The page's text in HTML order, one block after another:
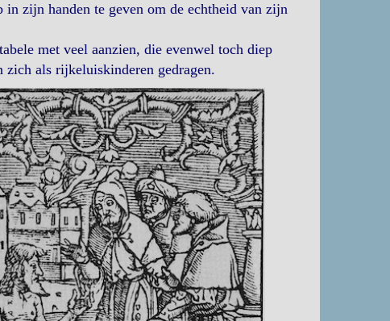
zijn handen te geven om de echtheid van zijn
met veel aanzien, die evenwel toch diep
als rijkeluiskinderen gedragen.